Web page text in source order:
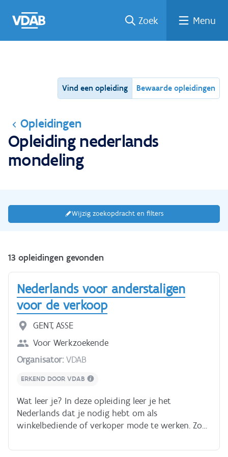
naar
een
een
job
naar
Zoek Menu
Vind een opleiding Bewaarde opleidingen
Opleidingen
Opleiding nederlands
mondeling
Wijzig zoekopdracht en filters
13 opleidingen gevonden
Nederlands voor anderstaligen
voor de verkoop
GENT, ASSE
Voor Werkzoekende
Organisator:VDAB
ERKEND DOOR VDAB
Wat leer je? In deze opleiding leer je het
Nederlands dat je nodig hebt om als
winkelbediende of verkoper mode te werken. Zo
klant beantwoorden, een gesprek aan de kassa